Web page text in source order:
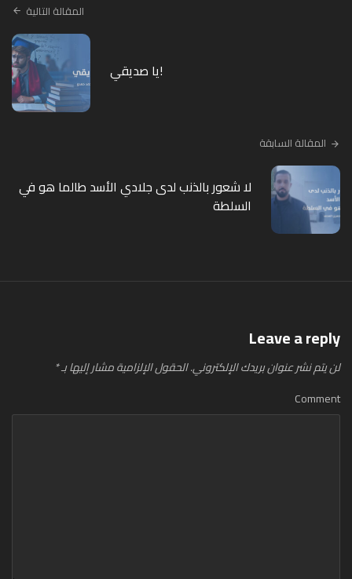
المقالة التالية
يا صديقي!
المقالة السابقة
لا شعور بالذنب لدى جلادي الأسد طالما هو في
السلطة
Leave a reply
لن يتم نشر عنوان بريدك الإلكتروني.الحقول الإلزامية مشار إليها بـ*
Comment